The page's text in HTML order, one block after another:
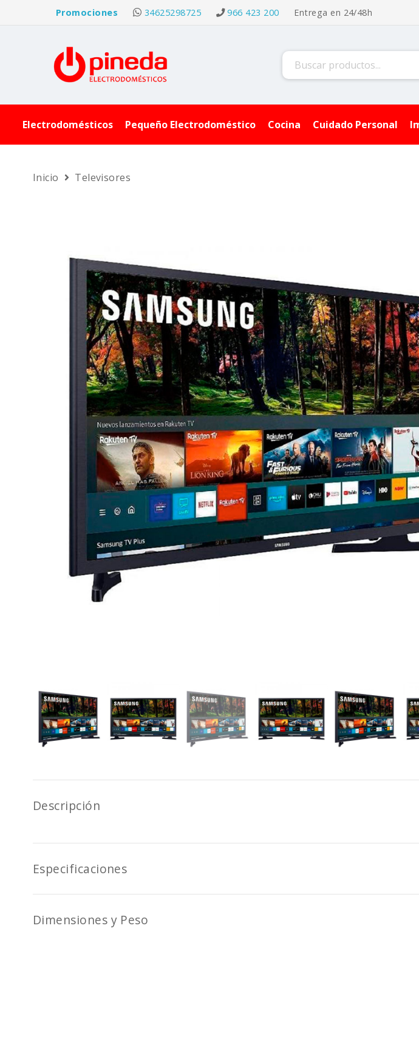
Promociones 34625298725 966 423 200 Entrega en 24/48h
Electrodomésticos Pequeño Electrodoméstico Cocina Cuidado Personal
Inicio  Televisores
Descripción
Especificaciones
Dimensiones y Peso